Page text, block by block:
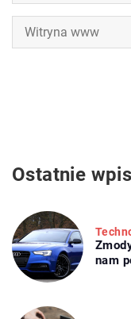
Ostatnie
nam